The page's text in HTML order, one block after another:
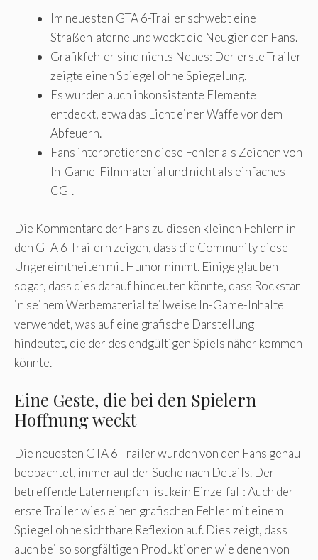
Im neuesten GTA 6-Trailer schwebt eine
Straßenlaterne und weckt die Neugier der Fans.
Grafikfehler sind nichts Neues: Der erste Trailer
zeigte einen Spiegel ohne Spiegelung.
Es wurden auch inkonsistente Elemente
entdeckt, etwa das Licht einer Waffe vor dem
Abfeuern.
Fans interpretieren diese Fehler als Zeichen von
In-Game-Filmmaterial und nicht als einfaches
CGI.
Die Kommentare der Fans zu diesen kleinen Fehlern in
den GTA 6-Trailern zeigen, dass die Community diese
Ungereimtheiten mit Humor nimmt. Einige glauben
sogar, dass dies darauf hindeuten könnte, dass Rockstar
in seinem Werbematerial teilweise In-Game-Inhalte
verwendet, was auf eine grafische Darstellung
hindeutet, die der des endgültigen Spiels näher kommen
könnte.
Eine Geste, die bei den Spielern
Hoffnung weckt
Die neuesten GTA 6-Trailer wurden von den Fans genau
beobachtet, immer auf der Suche nach Details. Der
betreffende Laternenpfahl ist kein Einzelfall: Auch der
erste Trailer wies einen grafischen Fehler mit einem
Spiegel ohne sichtbare Reflexion auf. Dies zeigt, dass
auch bei so sorgfältigen Produktionen wie denen von